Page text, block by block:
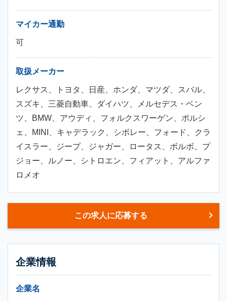
マイカー通勤
可
取扱メーカー
レクサス、トヨタ、日産、ホンダ、マツダ、スバル、
スズキ、三菱自動車、ダイハツ、メルセデス・ベン
ツ、BMW、アウディ、フォルクスワーゲン、ポルシ
ェ、MINI、キャデラック、シボレー、フォード、クラ
イスラー、ジープ、ジャガー、ロータス、ボルボ、プ
ジョー、ルノー、シトロエン、フィアット、アルファ
ロメオ
この求人に応募する
企業情報
企業名